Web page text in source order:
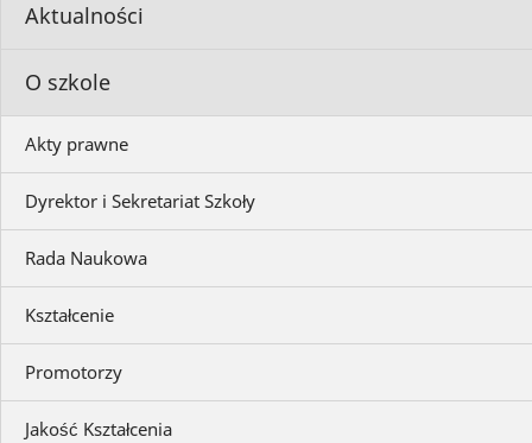
Aktualności
O szkole
Akty prawne
Dyrektor i Sekretariat Szkoły
Rada Naukowa
Kształcenie
Promotorzy
Jakość Kształcenia